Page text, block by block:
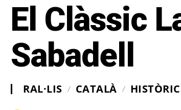
El Clàssic
Sabadell
RAL·LIS CATALÀ